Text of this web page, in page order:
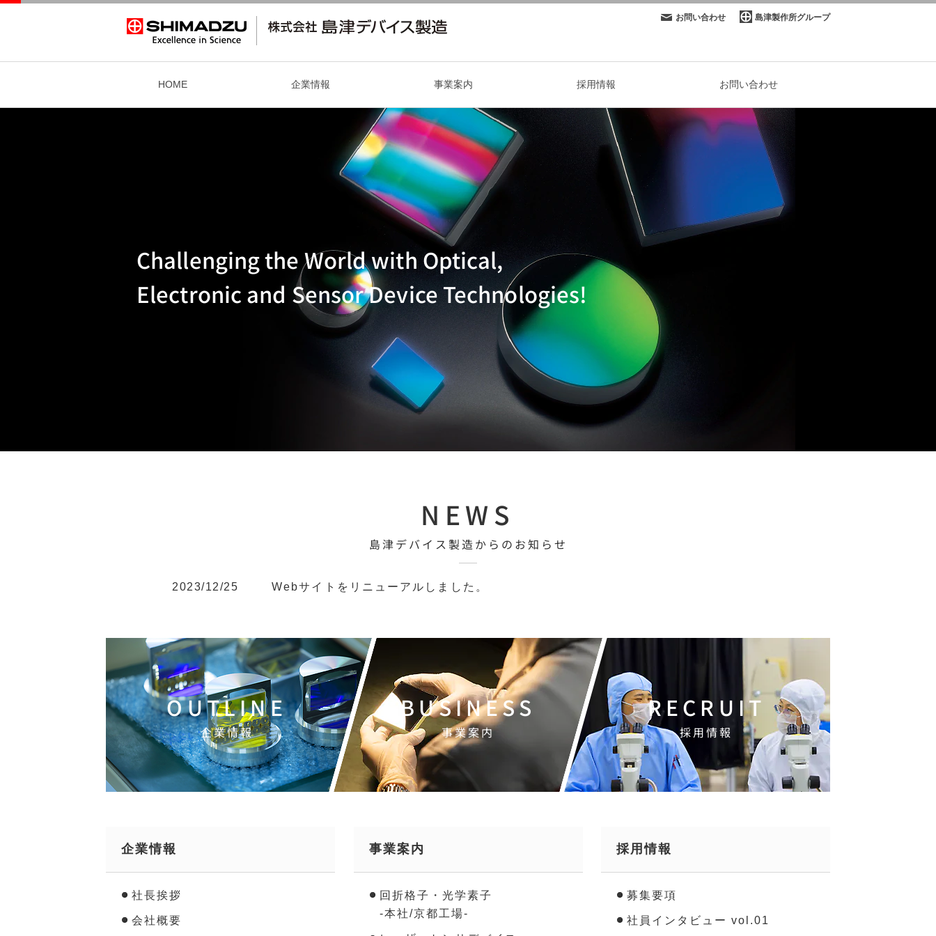
お問い合わせ 島津製作所グループ
HOME 企業情報
拠点案内
事業案内
レーザ・センサデバイス -厚木工場- 精密屈折計・精密分光計 -カルニュー飯田事業所-
採用情報
社員インタビュー vol.02 社員インタビュー vol.03
お問い合わせ
Challenging the World with Optical,
Electronic and Sensor Device Technologies!
NEWS
島津デバイス製造からのお知らせ
2023/12/25 Webサイトをリニューアルしました。
OUTLINE
企業情報
BUSINESS
事業案内
RECRUIT
採用情報
企業情報
社長挨拶
会社概要
事業案内
回折格子・光学素子
-本社/京都工場-
採用情報
募集要項
社員インタビュー vol.01